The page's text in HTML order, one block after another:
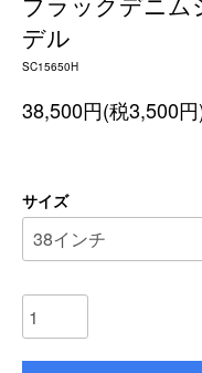
デル
SC15650H
38,500円(税3,500
サイズ